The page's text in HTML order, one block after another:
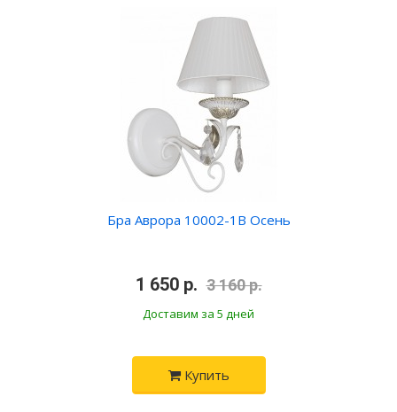
Бра Аврора 10002-1B Осень
1 650 р. 3 160 р.
Доставим за 5 дней
Купить